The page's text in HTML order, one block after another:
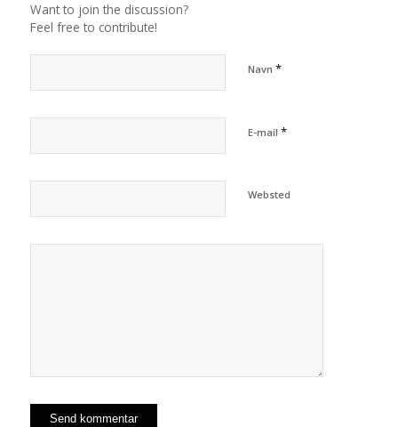
Want to join the discussion?
Feel free to contribute!
Navn *
E-mail *
Websted